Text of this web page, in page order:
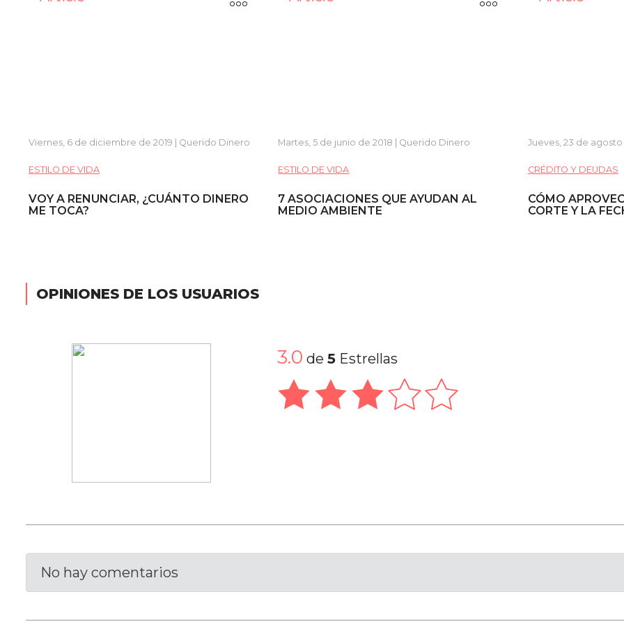
Viernes, 6 de diciembre de 2019 | Querido Dinero
ESTILO DE VIDA
VOY A RENUNCIAR, ¿CUÁNTO DINERO
ME TOCA?
Martes, 5 de junio de 2018 | Querido Dinero
ESTILO DE VIDA
7 ASOCIACIONES QUE AYUDAN AL
MEDIO AMBIENTE
Jueves, 23 de
CRÉDITO Y DEUDAS
CÓMO
CORTE Y LA
OPINIONES DE LOS USUARIOS
3.0 de5 Estrellas
No hay comentarios